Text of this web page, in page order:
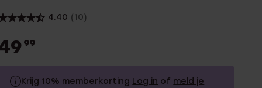
4.40 (10)
99
Krijg 10% memberkorting Log in of meld je